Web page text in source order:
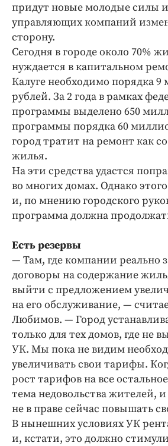
придут новые молодые силы
управляющих компаний
сторону.
Сегодня в городе около 70%
нуждается в капитальном
Калуге необходимо порядка 9
рублей. За 2 года в рамках
программы выделено 650
программы порядка 60
город тратит на ремонт как
жилья.
На эти средства удастся
во многих домах. Однако
и, по мнению городского
программа должна
Есть резервы
— Там, где компании реально
договоры на содержание
выйти с предложением
на его обслуживание, —
Любимов. — Город
только для тех домов, где не
УК. Мы пока не видим
увеличивать свои тарифы.
рост тарифов на все
тема недовольства жителей,
не в праве сейчас повышать
В нынешних условиях УК
и, кстати, это должно